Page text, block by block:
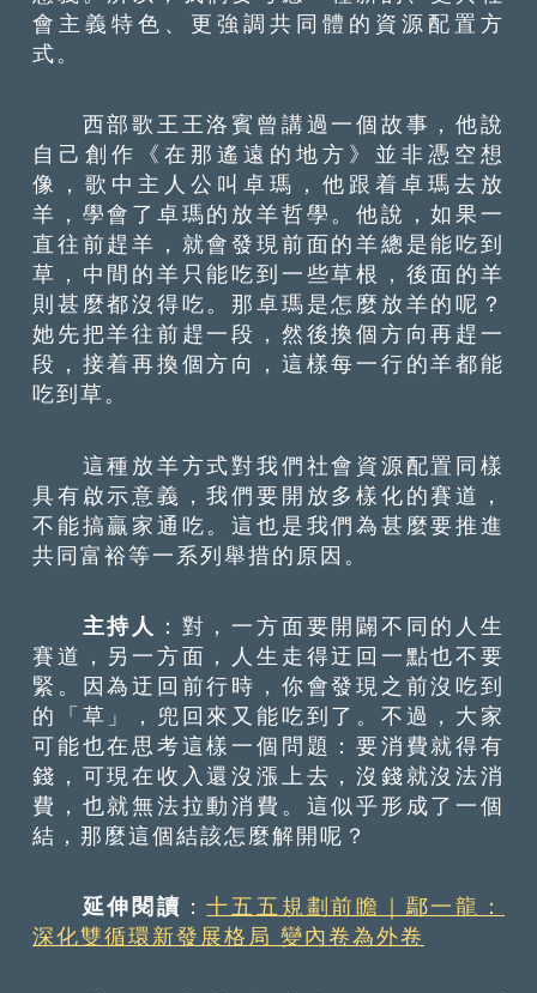
會主義特色、更強調共同體的資源配置方
式。
西部歌王王洛賓曾講過一個故事，他說
自己創作《在那遙遠的地方》並非憑空想
像，歌中主人公叫卓瑪，他跟着卓瑪去放
羊，學會了卓瑪的放羊哲學。他說，如果一
直往前趕羊，就會發現前面的羊總是能吃到
草，中間的羊只能吃到一些草根，後面的羊
則甚麼都沒得吃。那卓瑪是怎麼放羊的呢？
她先把羊往前趕一段，然後換個方向再趕一
段，接着再換個方向，這樣每一行的羊都能
吃到草。
這種放羊方式對我們社會資源配置同樣
具有啟示意義，我們要開放多樣化的賽道，
不能搞贏家通吃。這也是我們為甚麼要推進
共同富裕等一系列舉措的原因。
主持人
：對，一方面要開闢不同的人生
賽道，另一方面，人生走得迂回一點也不要
緊。因為迂回前行時，你會發現之前沒吃到
的「草」，兜回來又能吃到了。不過，大家
可能也在思考這樣一個問題：要消費就得有
錢，可現在收入還沒漲上去，沒錢就沒法消
費，也就無法拉動消費。這似乎形成了一個
結，那麼這個結該怎麼解開呢？
延伸閱讀 ：十五五規劃前瞻｜鄢一龍：
深化雙循環新發展格局 變內卷為外卷